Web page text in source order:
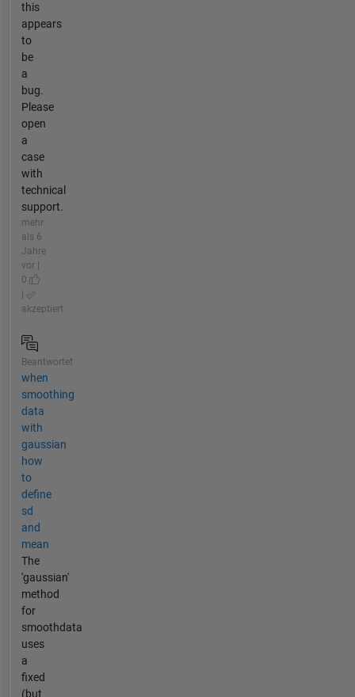
this
appears
to
be
a
bug.
Please
open
a
case
with
technical
support.
mehr
als 6
Jahre
vor |
0
akzeptiert
Beantwortet
when
smoothing
data
with
gaussian
how
to
define
sd
and
mean
The
'gaussian'
method
for
smoothdata
uses
a
fixed
(but